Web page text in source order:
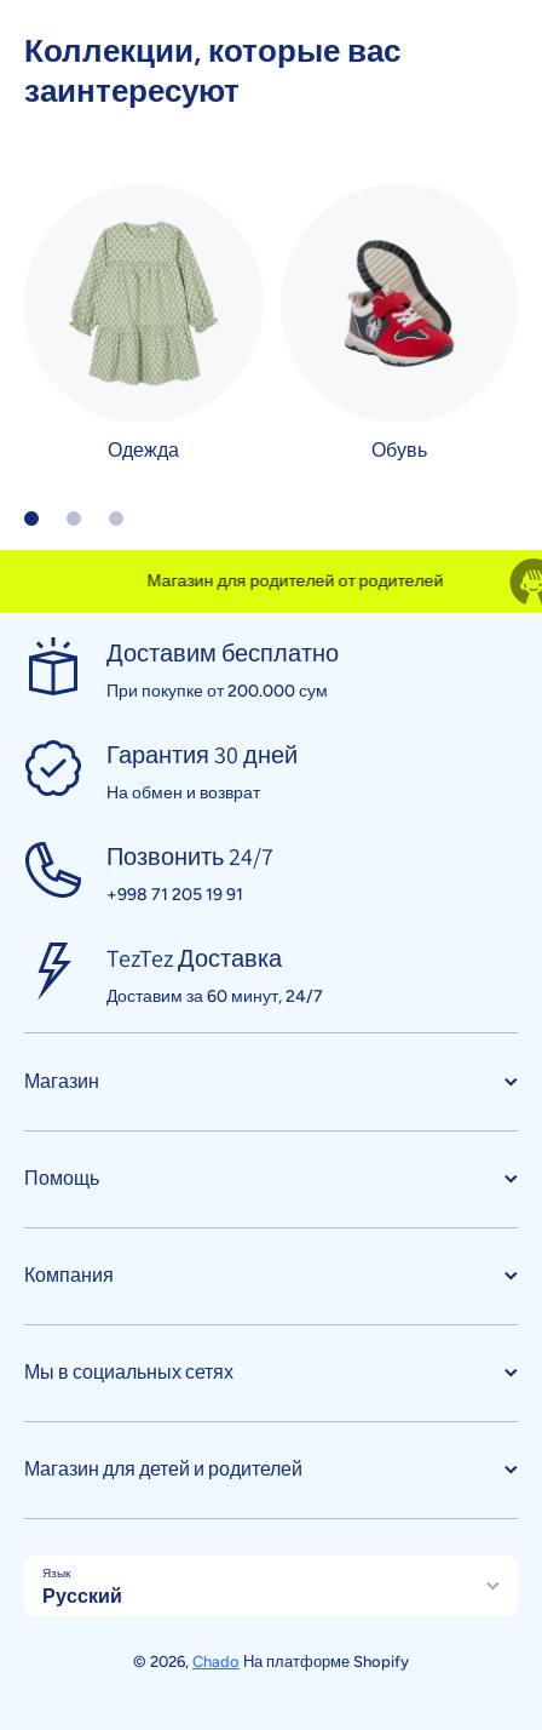
Коллекции, которые вас
заинтересуют
Одежда Обувь
Магазин для родителей от родителей
Доставим бесплатно
При покупке от 200.000 сум
Гарантия 30 дней
На обмен и возврат
Позвонить 24/7
+998 71 205 19 91
TezTez Доставка
Доставим за 60 минут, 24/7
Магазин
Помощь
Компания
Мы в социальных сетях
Магазин для детей и родителей
Язык
Русский
© 2026, Chado На платформе Shopify